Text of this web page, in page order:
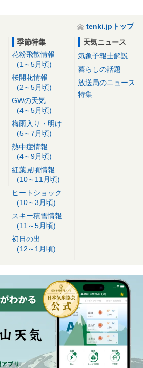
tenki.jpトップ
季節特集
花粉飛散情報
(1～5月頃)
桜開花情報
(2～5月頃)
GWの天気
(4～5月頃)
梅雨入り・明け
(5～7月頃)
熱中症情報
(4～9月頃)
紅葉見頃情報
(10～11月頃)
ヒートショック
(10～3月頃)
スキー積雪情報
(11～5月頃)
初日の出
(12～1月頃)
天気ニュース
気象予報士解説
暮らしの話題
放送局のニュース
特集